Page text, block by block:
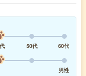
50代
60代
男性